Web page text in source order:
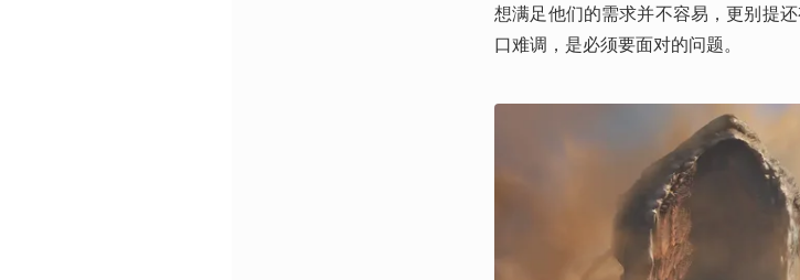
想满足他们的需求并不容易，更别提
口难调，是必须要面对的问题。